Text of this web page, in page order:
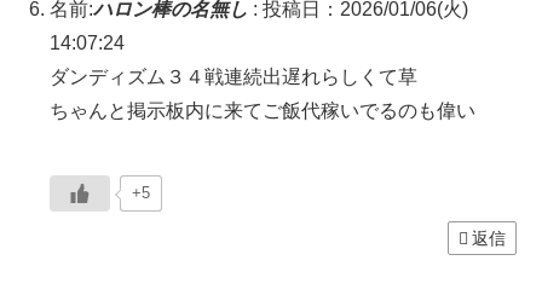
名前:ハロン棒の名無し : 投稿日：2026/01/06(火)
14:07:24
ダンディズム３４戦連続出遅れらしくて草
ちゃんと掲示板内に来てご飯代稼いでるのも偉い
+5
返信